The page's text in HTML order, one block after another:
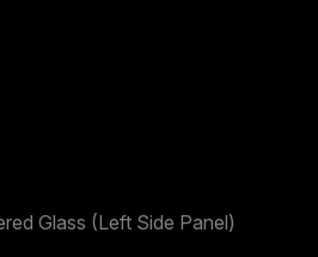
Glass (Left Side Panel)